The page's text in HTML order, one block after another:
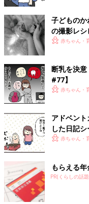
子どもの
の撮影レ
赤ちゃん・
断乳を決
#77】
赤ちゃん・
アドベン
した日記シ
赤ちゃん・
もらえる
PR(くらしの話